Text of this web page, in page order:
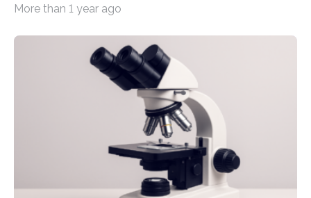
hochrangige wissenschaftliche Publikation zum Thema
Schlaganfall“ mit Sitz in Würzburg fördert die
Schlaganfallforschung, um die Behandlung der
Betroffenen zu verbessern. Dazu schreibt sie auch in
diesem Jahr wieder deutschlandweit den Hentschel-
Preis aus. Er richtet sich gezielt an jüngere
Forscherinnen und Forscher unter 40 Jahren. Geehrt
werden soll eine herausragende Doktorarbeit oder eine
hochrangige wissenschaftliche Publikation zum Thema
More than 1 year ago